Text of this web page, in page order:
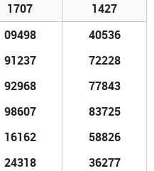
1707 1427
09498
91237
92968
98607
16162
24318
40536
72228
77843
83725
58826
36277